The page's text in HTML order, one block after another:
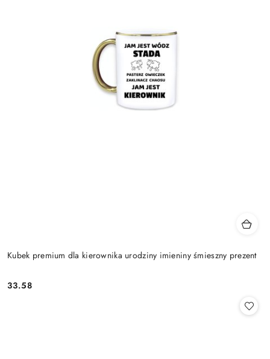
Kubek premium dla kierownika urodziny imieniny śmieszny prezent
Cena:
33.58